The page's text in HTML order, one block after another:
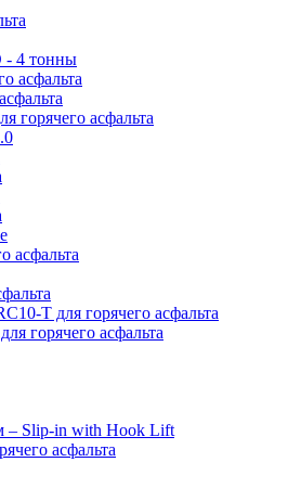
- 4 тонны
асфальта
горячего асфальта
асфальта
T для горячего асфальта
горячего асфальта
– Slip-in with Hook Lift
асфальта